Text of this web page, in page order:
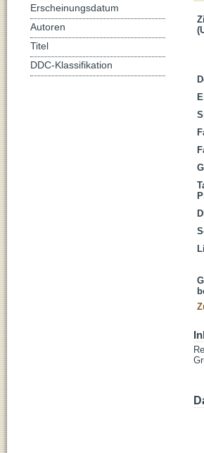
Erscheinungsdatum
Autoren
Titel
DDC-Klassifikation